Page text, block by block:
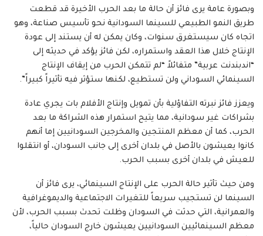
وبصورة عامة يرى فائز أن حالة ما بعد الحرب الأخيرة قد قطعت
طريق النمو الطبيعي للسينما السودانية نحو تأسيس صناعة، وهو
اتجاه كان سيستغرق سنوات، وكان يمكن له أن يستند إلى عودة
الإنتاج خلال هذا العقد واستمراره، لكن فائز يؤكد في حديثه إلى
“اندبندنت عربية” متفائلاً “لم تتمكن الحرب من إيقاف الإنتاج
السينمائي السوداني ولن تستطيع، لكنها ستؤثر فيه تأثيراً كبيراً”.
ويعزز فائز نبرته التفاؤلية بأن تمويل وإنتاج الأفلام بات يجري عادة
بشراكات غير سودانية، مما يتيح استمرار هذه الشراكة ما بعد
الحرب، كما أن معظم المنتجين والمخرجين السودانيين إما أنهم
كانوا يعيشون بالأصل في بلدان أخرى إلى جانب السودان، أو انتقلوا
للعيش في بلدان أخرى بسبب الحرب.
ومن حيث تأثير حالة الحرب على الإنتاج السينمائي، يرى فائز أن
السينما لن تستجيب سريعاً للتغيرات الاجتماعية والديموغرافية
والعمرانية، التي حدثت في السودان وظلت تحدث بسبب الحرب، لأن
معظم السينمائيين السودانيين يعيشون خارج السودان حالياً،